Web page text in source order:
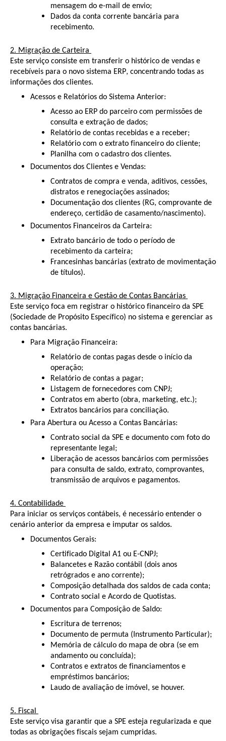
mensagem do e-mail de envio;
Dados da conta corrente bancária para
recebimento.
2. Migração de Carteira
Este serviço consiste em transferir o histórico de vendas e
recebíveis para o novo sistema ERP, concentrando todas as
informações dos clientes.
Acessos e Relatórios do Sistema Anterior:
Acesso ao ERP do parceiro com permissões de
consulta e extração de dados;
Relatório de contas recebidas e a receber;
Relatório com o extrato financeiro do cliente;
Planilha com o cadastro dos clientes.
Documentos dos Clientes e Vendas:
Contratos de compra e venda, aditivos, cessões,
distratos e renegociações assinados;
Documentação dos clientes (RG, comprovante de
endereço, certidão de casamento/nascimento).
Documentos Financeiros da Carteira:
Extrato bancário de todo o período de
recebimento da carteira;
Francesinhas bancárias (extrato de movimentação
de títulos).
3. Migração Financeira e Gestão de Contas Bancárias
Este serviço foca em registrar o histórico financeiro da SPE
(Sociedade de Propósito Específico) no sistema e gerenciar as
contas bancárias.
Para Migração Financeira:
Relatório de contas pagas desde o início da
operação;
Relatório de contas a pagar;
Listagem de fornecedores com CNPJ;
Contratos em aberto (obra, marketing, etc.);
Extratos bancários para conciliação.
Para Abertura ou Acesso a Contas Bancárias:
Contrato social da SPE e documento com foto do
representante legal;
Liberação de acessos bancários com permissões
para consulta de saldo, extrato, comprovantes,
transmissão de arquivos e pagamentos.
4. Contabilidade
Para iniciar os serviços contábeis, é necessário entender o
cenário anterior da empresa e imputar os saldos.
Documentos Gerais:
Certificado Digital A1 ou E-CNPJ;
Balancetes e Razão contábil (dois anos
retrógrados e ano corrente);
Composição detalhada dos saldos de cada conta;
Contrato social e Acordo de Quotistas.
Documentos para Composição de Saldo:
Escritura de terrenos;
Documento de permuta (Instrumento Particular);
Memória de cálculo do mapa de obra (se em
andamento ou concluída);
Contratos e extratos de financiamentos e
empréstimos bancários;
Laudo de avaliação de imóvel, se houver.
5. Fiscal
Este serviço visa garantir que a SPE esteja regularizada e que
todas as obrigações fiscais sejam cumpridas.